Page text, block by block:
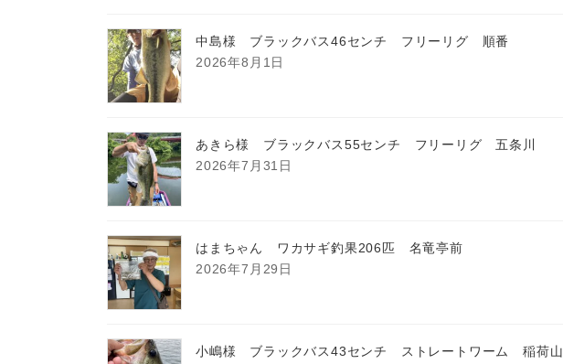
中島様 ブラックバス46センチ フリーリグ 順番
2026年8月1日
あきら様 ブラックバス55センチ フリーリグ 五条川
2026年7月31日
はまちゃん ワカサギ釣果206匹 名竜亭前
2026年7月29日
小嶋様 ブラックバス43センチ ストレートワーム 稲荷山